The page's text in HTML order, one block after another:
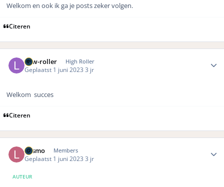
Welkom en ook ik ga je posts zeker volgen.
Citeren
Low-roller High Roller
Geplaatst 1 juni 2023 3 jr
Welkom succes
Citeren
Lasmo Members
Geplaatst 1 juni 2023 3 jr
AUTEUR